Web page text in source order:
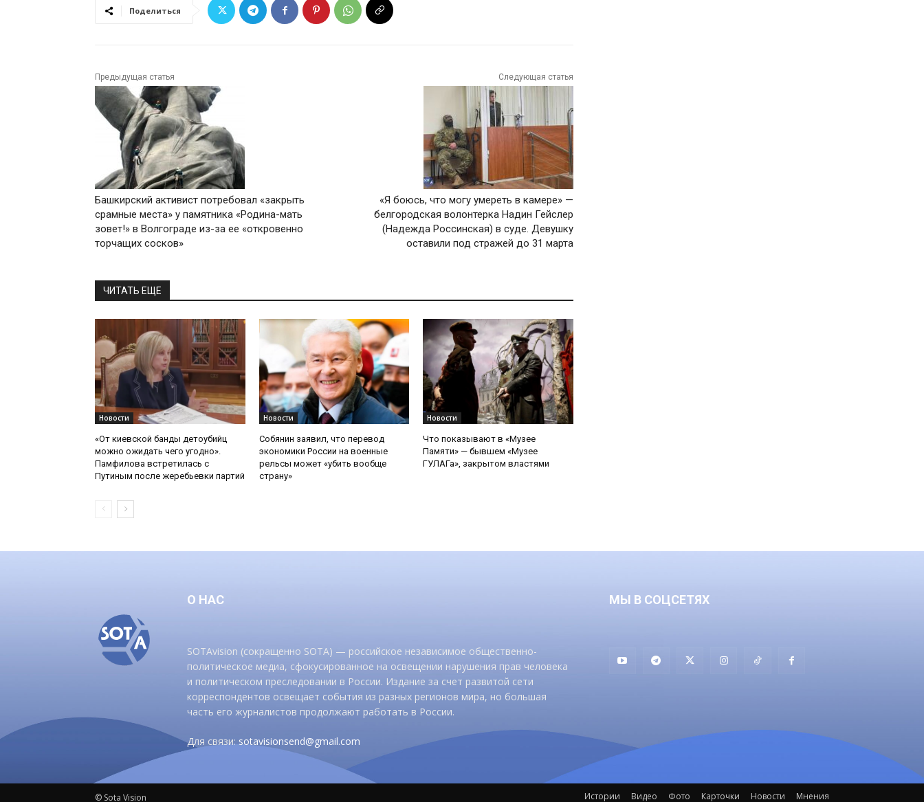
Поделиться
Предыдущая статья
Башкирский активист потребовал «закрыть
срамные места» у памятника «Родина-мать
зовет!» в Волгограде из-за ее «откровенно
торчащих сосков»
Следующая статья
«Я боюсь, что могу умереть в камере» —
белгородская волонтерка Надин Гейслер
(Надежда Россинская) в суде. Девушку
оставили под стражей до 31 марта
ЧИТАТЬ ЕЩЕ
Новости
«От киевской банды детоубийц
можно ожидать чего угодно».
Памфилова встретилась с
Путиным после жеребьевки партий
Новости
Собянин заявил, что перевод
экономики России на военные
рельсы может «убить вообще
страну»
Новости
Что показывают в «Музее
Памяти» — бывшем «Музее
ГУЛАГа», закрытом властями
О НАС
SOTAvision (сокращенно SOTA) — российское независимое общественно-
политическое медиа, сфокусированное на освещении нарушения прав человека
и политическом преследовании в России. Издание за счет развитой сети
корреспондентов освещает события из разных регионов мира, но большая
часть его журналистов продолжают работать в России.
Для связи:sotavisionsend@gmail.com
МЫ В СОЦСЕТЯХ
© Sota Vision Истории Видео Фото Карточки Новости Мнения